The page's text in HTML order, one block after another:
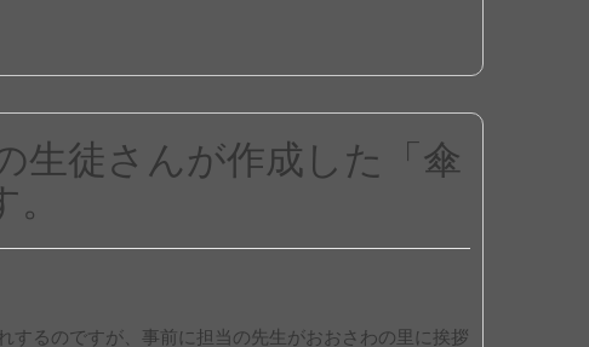
生徒さんが作成した「傘
するのですが、事前に担当の先生がおおさわの里に挨拶